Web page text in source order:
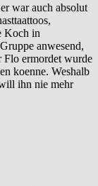
war auch absolut
Koch in
anwesend,
ermordet wurde
koenne. Weshalb
ihn nie mehr